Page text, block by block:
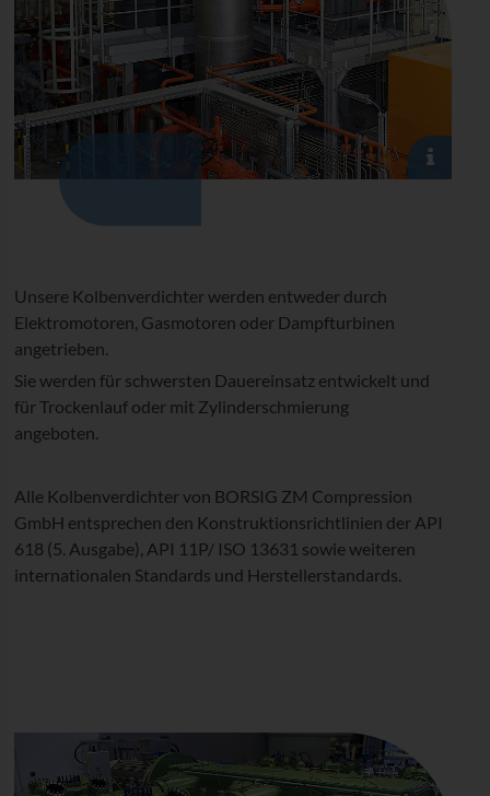
Unsere Kolbenverdichter werden entweder durch
Elektromotoren, Gasmotoren oder Dampfturbinen
angetrieben.
Sie werden für schwersten Dauereinsatz entwickelt und
für Trockenlauf oder mit Zylinderschmierung
angeboten.
Alle Kolbenverdichter von BORSIG ZM Compression
GmbH entsprechen den Konstruktions­richtlinien der API
618 (5. Ausgabe), API 11P/ ISO 13631 sowie weiteren
internationalen Standards und Herstellerstandards.